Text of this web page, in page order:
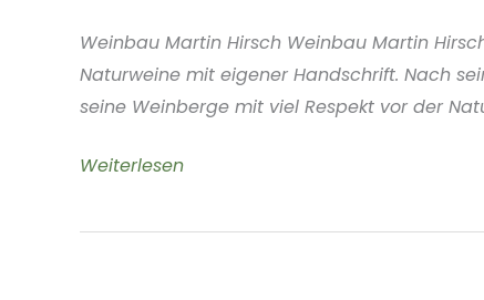
Weinbau Martin Hirsch Weinbau Martin
Naturweine mit eigener Handschrift. Nach
seine Weinberge mit viel Respekt vor der
Weinbau
Hirsch
Weiterlesen